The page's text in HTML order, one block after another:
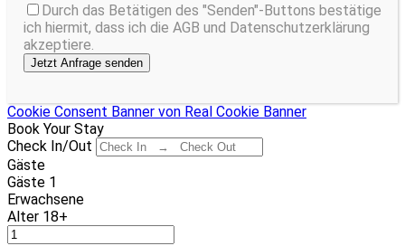
Durch das Betätigen des "Senden"-Buttons bestätige
ich hiermit, dass ich die AGB und Datenschutzerklärung
akzeptiere.
Cookie Consent Banner von Real Cookie Banner
Book Your Stay
Check In/Out
Gäste
Gäste 1
Erwachsene
Alter 18+